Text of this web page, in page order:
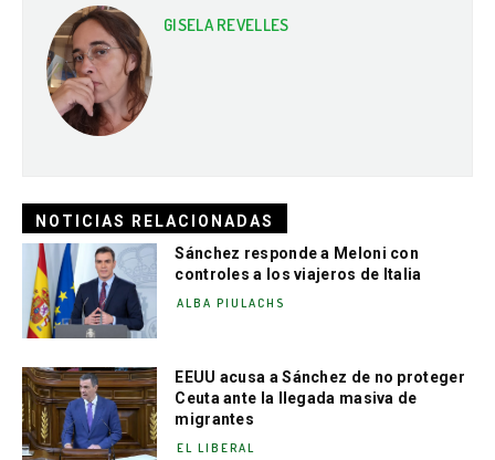
GISELA REVELLES
NOTICIAS RELACIONADAS
Sánchez responde a Meloni con
controles a los viajeros de Italia
ALBA PIULACHS
EEUU acusa a Sánchez de no proteger
Ceuta ante la llegada masiva de
migrantes
EL LIBERAL